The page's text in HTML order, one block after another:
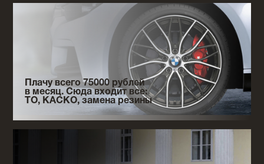
Плачу всего 75000 рублей
в месяц. Сюда входит все:
ТО, КАСКО, замена резины